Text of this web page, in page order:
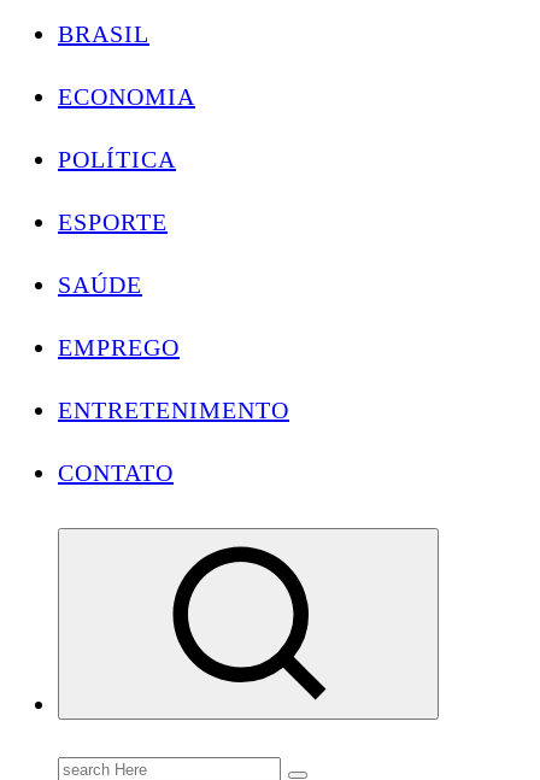
BRASIL
ECONOMIA
POLÍTICA
ESPORTE
SAÚDE
EMPREGO
ENTRETENIMENTO
CONTATO
Conectando você às notícias do Brasil e do mundo com rapidez e confiabilidade.
Search